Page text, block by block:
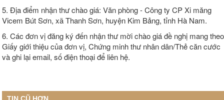
5. Địa điểm nhận thư chào giá: Văn phòng - Công ty CP Xi măng
Vicem Bút Sơn, xã Thanh Sơn, huyện Kim Bảng, tỉnh Hà Nam.
6. Các đơn vị đăng ký đến nhận thư mời chào giá đề nghị mang theo
Giấy giới thiệu của đơn vị, Chứng minh thư nhân dân/Thẻ căn cước
và ghi lại email, số điện thoại để liên hệ.